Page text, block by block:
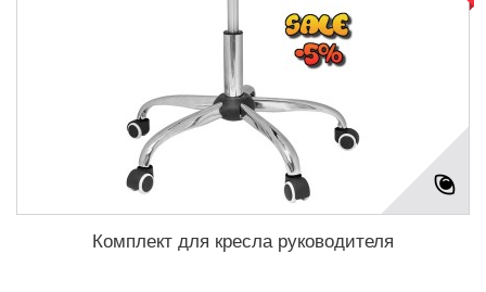
Комплект для кресла руководителя